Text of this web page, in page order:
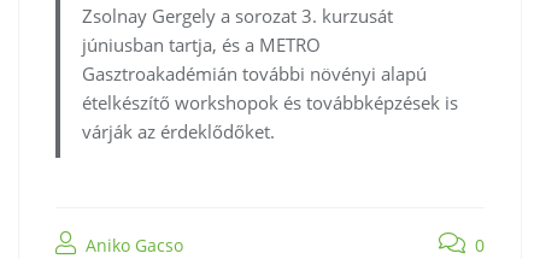
Zsolnay Gergely a sorozat 3. kurzusát
júniusban tartja, és a METRO
Gasztroakadémián további növényi alapú
ételkészítő workshopok és továbbképzések is
várják az érdeklődőket.
Aniko Gacso 0